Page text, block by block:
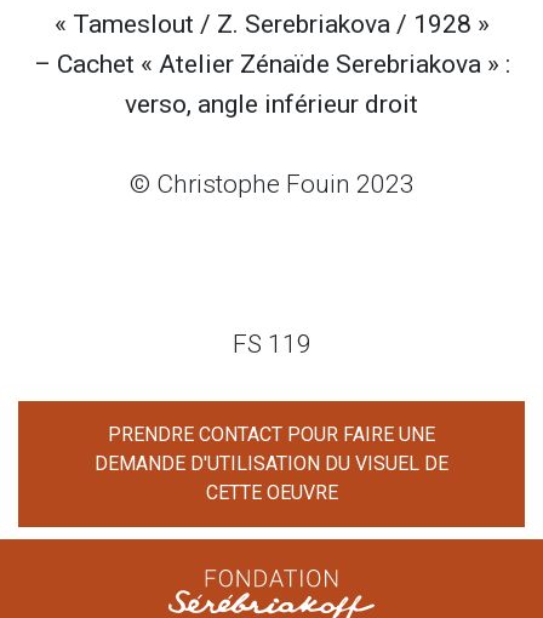
« Tameslout / Z. Serebriakova / 1928 »
– Cachet « Atelier Zénaïde Serebriakova » :
verso, angle inférieur droit
© Christophe Fouin 2023
FS 119
PRENDRE CONTACT POUR FAIRE UNE
DEMANDE D'UTILISATION DU VISUEL DE
CETTE OEUVRE